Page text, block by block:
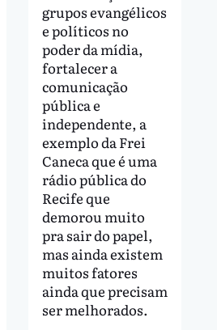
grupos evangélicos
e políticos no
poder da mídia,
fortalecer a
comunicação
pública e
independente, a
exemplo da Frei
Caneca que é uma
rádio pública do
Recife que
demorou muito
pra sair do papel,
mas ainda existem
muitos fatores
ainda que precisam
ser melhorados.